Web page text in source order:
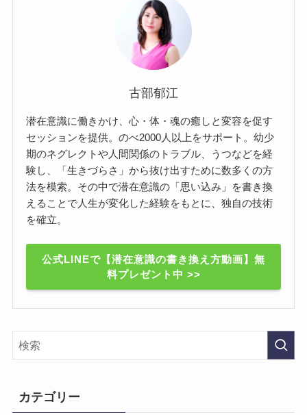
古部郁江
潜在意識に働きかけ、心・体・魂の癒しと変容を促す
セッションを提供。のべ2000人以上をサポート。幼少
期のネグレクトや人間関係のトラブル、うつなどを経
験し、「生きづらさ」から抜け出すために数多くの方
法を模索。その中で潜在意識の「思い込み」を書き換
えることで人生が変化した経験をもとに、独自の技術
を確立。
公式LINEで【潜在意識の書き換え方動画】無
料プレゼント中 >>
カテゴリー